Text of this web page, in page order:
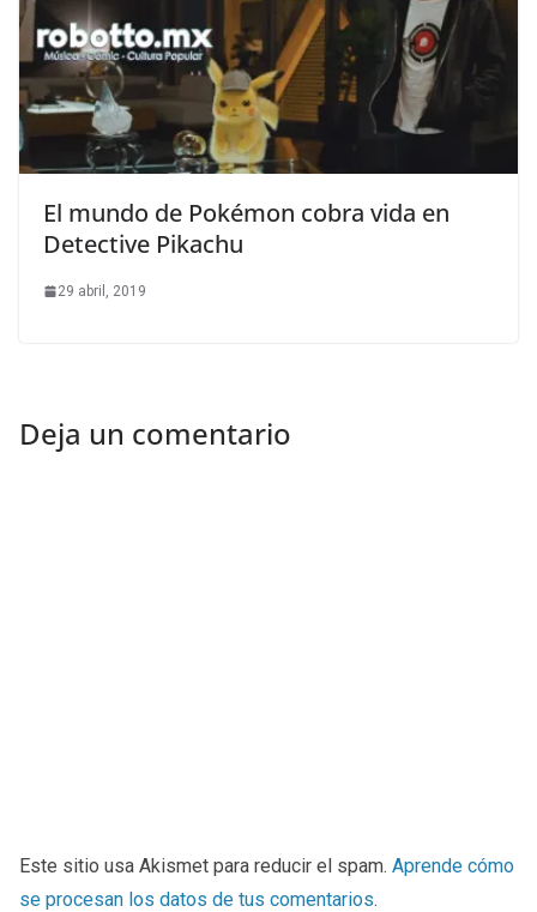
El mundo de Pokémon cobra vida en
Detective Pikachu
29 abril, 2019
Deja un comentario
Este sitio usa Akismet para reducir el spam. Aprende cómo
se procesan los datos de tus comentarios.